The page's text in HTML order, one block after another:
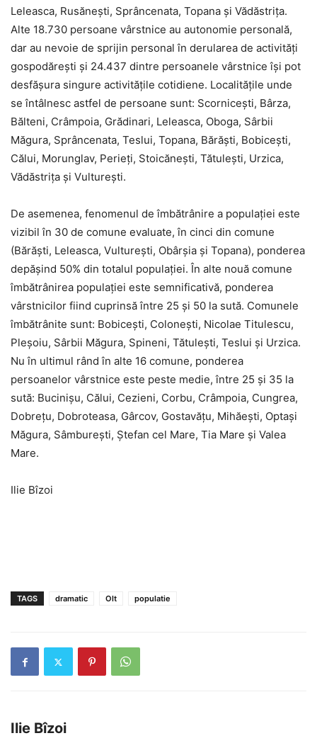
Leleasca, Rusăneşti, Sprâncenata, Topana şi Vădăstriţa.
Alte 18.730 persoane vârstnice au autonomie personală,
dar au nevoie de sprijin personal în derularea de activităţi
gospodăreşti şi 24.437 dintre persoanele vârstnice îşi pot
desfăşura singure activităţile cotidiene. Localitățile unde
se întâlnesc astfel de persoane sunt: Scornicești, Bârza,
Bălteni, Crâmpoia, Grădinari, Leleasca, Oboga, Sârbii
Măgura, Sprâncenata, Teslui, Topana, Bărăști, Bobicești,
Călui, Morunglav, Perieți, Stoicănești, Tătulești, Urzica,
Vădăstrița și Vulturești.
De asemenea, fenomenul de îmbătrânire a populaţiei este
vizibil în 30 de comune evaluate, în cinci din comune
(Bărăşti, Leleasca, Vulturești, Obârșia şi Topana), ponderea
depășind 50% din totalul populaţiei. În alte nouă comune
îmbătrânirea populației este semnificativă, ponderea
vârstnicilor fiind cuprinsă între 25 și 50 la sută. Comunele
îmbătrânite sunt: Bobicești, Colonești, Nicolae Titulescu,
Pleșoiu, Sârbii Măgura, Spineni, Tătulești, Teslui și Urzica.
Nu în ultimul rând în alte 16 comune, ponderea
persoanelor vârstnice este peste medie, între 25 și 35 la
sută: Bucinișu, Călui, Cezieni, Corbu, Crâmpoia, Cungrea,
Dobrețu, Dobroteasa, Gârcov, Gostavățu, Mihăești, Optași
Măgura, Sâmburești, Ștefan cel Mare, Tia Mare și Valea
Mare.
Ilie Bîzoi
TAGS dramatic Olt populatie
Ilie Bîzoi